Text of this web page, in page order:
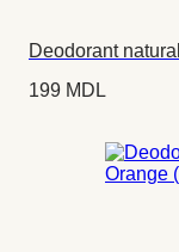
Deodorant
199 MDL